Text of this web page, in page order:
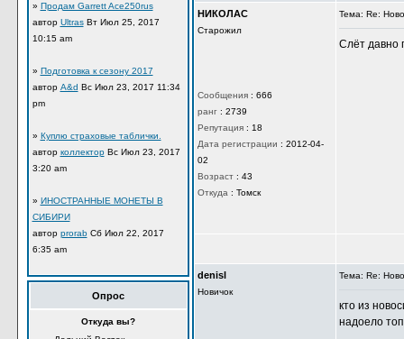
» Продам Garrett Ace250rus
автор UltrasВт Июл 25, 2017
10:15 am
» Подготовка к сезону 2017
автор A&d Вс Июл 23, 2017 11:34
pm
» Куплю страховые таблички.
автор коллекторВс Июл 23, 2017
3:20 am
» ИНОСТРАННЫЕ МОНЕТЫ В
СИБИРИ
автор prorabСб Июл 22, 2017
6:35 am
Опрос
Откуда вы?
НИКОЛАС
Старожил
Сообщения: 666
ранг: 2739
Репутация: 18
Дата регистрации : 2012-04-
02
Возраст: 43
Откуда : Томск
Тема: Re:
Слёт давно
denisl
Новичок
Тема: Re:
кто из
надоело